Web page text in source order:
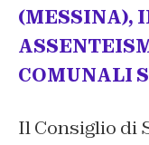
(MESSINA),
COMUNALI
Il Consiglio di